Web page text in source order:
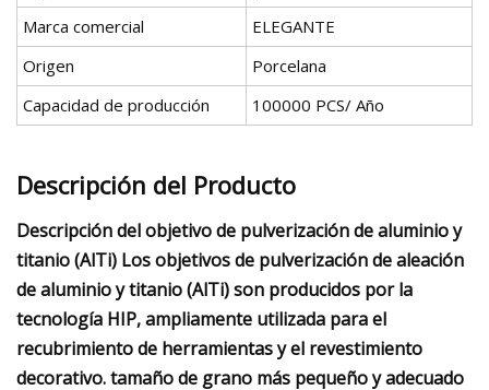
Marca comercial
ELEGANTE
Origen
Porcelana
Capacidad de producción
100000 PCS/ Año
Descripción del Producto
Descripción del objetivo de pulverización de aluminio y
titanio (AlTi) Los objetivos de pulverización de aleación
de aluminio y titanio (AlTi) son producidos por la
tecnología HIP, ampliamente utilizada para el
recubrimiento de herramientas y el revestimiento
decorativo. tamaño de grano más pequeño y adecuado